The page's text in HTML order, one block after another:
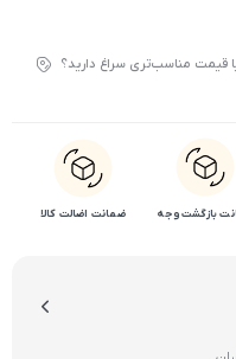
قیمت مناسب‌تری سراغ دارید؟
بازگشت وجه ضمانت اضالت کالا